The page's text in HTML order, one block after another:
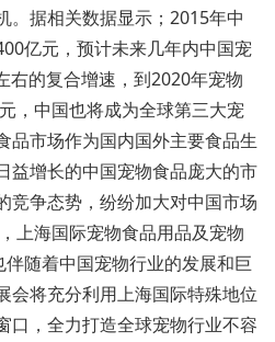
。据相关数据显示；2015年中
亿元，预计未来几年内中国宠
右的复合增速，到2020年宠物
，中国也将成为全球第三大宠
品市场作为国内国外主要食品生
益增长的中国宠物食品庞大的市
竞争态势，纷纷加大对中国市场
上海国际宠物食品用品及宠物
伴随着中国宠物行业的发展和巨
会将充分利用上海国际特殊地位
口，全力打造全球宠物行业不容